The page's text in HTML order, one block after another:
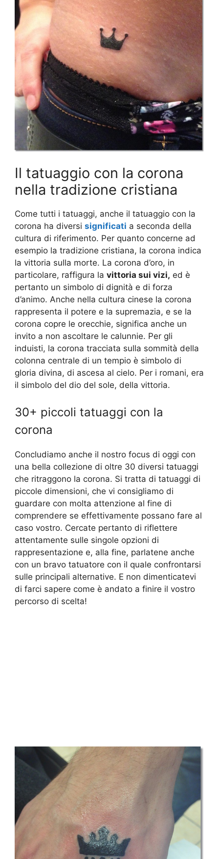
Il tatuaggio con la corona
nella tradizione cristiana
Come tutti i tatuaggi, anche il tatuaggio con la
corona ha diversi significati a seconda della
cultura di riferimento. Per quanto concerne ad
esempio la tradizione cristiana, la corona indica
la vittoria sulla morte. La corona d’oro, in
particolare, raffigura la vittoria sui vizi, ed è
pertanto un simbolo di dignità e di forza
d’animo. Anche nella cultura cinese la corona
rappresenta il potere e la supremazia, e se la
corona copre le orecchie, significa anche un
invito a non ascoltare le calunnie. Per gli
induisti, la corona tracciata sulla sommità della
colonna centrale di un tempio è simbolo di
gloria divina, di ascesa al cielo. Per i romani, era
il simbolo del dio del sole, della vittoria.
30+ piccoli tatuaggi con la
corona
Concludiamo anche il nostro focus di oggi con
una bella collezione di oltre 30 diversi tatuaggi
che ritraggono la corona. Si tratta di tatuaggi di
piccole dimensioni, che vi consigliamo di
guardare con molta attenzione al fine di
comprendere se effettivamente possano fare al
caso vostro. Cercate pertanto di riflettere
attentamente sulle singole opzioni di
rappresentazione e, alla fine, parlatene anche
con un bravo tatuatore con il quale confrontarsi
sulle principali alternative. E non dimenticatevi
di farci sapere come è andato a finire il vostro
percorso di scelta!